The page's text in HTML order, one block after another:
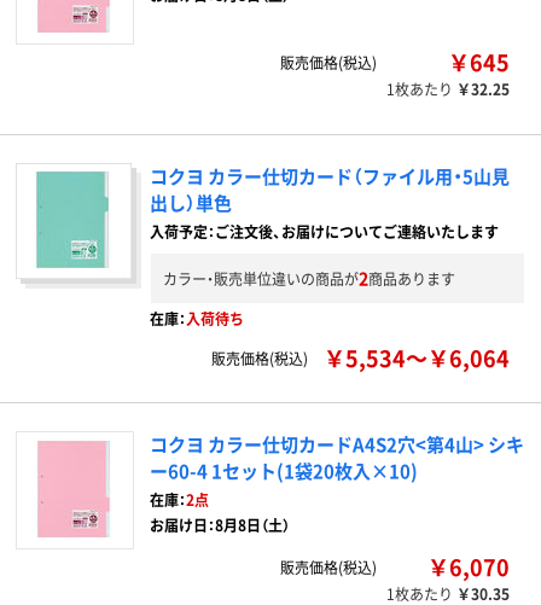
販売価格(税込) ￥645
1枚あたり ￥32.25
コクヨ カラー仕切カード（ファイル用・5山見
出し）単色
入荷予定：ご注文後、お届けについてご連絡いたします
カラー・販売単位違いの商品が2商品あります
在庫：入荷待ち
販売価格(税込)
￥5,534～￥6,064
コクヨ カラー仕切カードA4S2穴<第4山> シキ
ー60-4 1セット(1袋20枚入×10)
在庫：2点
お届け日：8月8日（土）
販売価格(税込) ￥6,070
1枚あたり ￥30.35